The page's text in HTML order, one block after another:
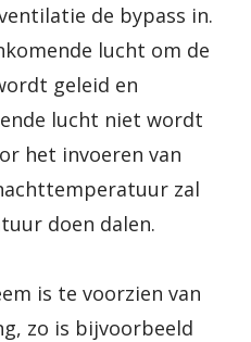
de bypass in.
lucht om de
geleid en
lucht niet wordt
het invoeren van
zal
doen dalen.
is te voorzien van
zo is bijvoorbeeld